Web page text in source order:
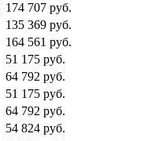
174 707 руб.
135 369 руб.
164 561 руб.
51 175 руб.
64 792 руб.
51 175 руб.
64 792 руб.
54 824 руб.